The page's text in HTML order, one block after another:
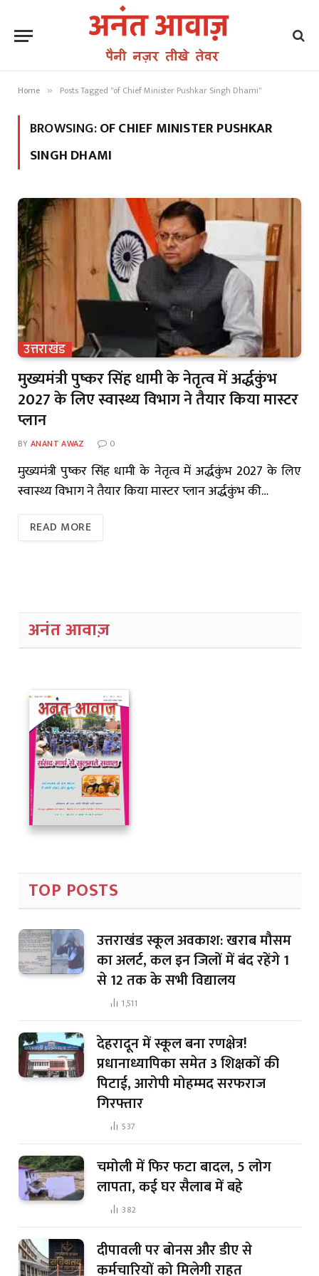
Home » Posts Tagged "of Chief Minister Pushkar Singh Dhami"
BROWSING:OF CHIEF MINISTER PUSHKAR
SINGH DHAMI
उत्तराखंड
मुख्यमंत्री पुष्कर सिंह धामी के नेतृत्व में अर्द्धकुंभ
2027 के लिए स्वास्थ्य विभाग ने तैयार किया मास्टर
प्लान
BY ANANT AWAZ 0
मुख्यमंत्री पुष्कर सिंह धामी के नेतृत्व में अर्द्धकुंभ 2027 के लिए
स्वास्थ्य विभाग ने तैयार किया मास्टर प्लान अर्द्धकुंभ की…
READ MORE
अनंत आवाज़
TOP POSTS
उत्तराखंड स्कूल अवकाश: खराब मौसम
का अलर्ट, कल इन जिलों में बंद रहेंगे 1
से 12 तक के सभी विद्यालय
1,511
देहरादून में स्कूल बना रणक्षेत्र!
प्रधानाध्यापिका समेत 3 शिक्षकों की
पिटाई, आरोपी मोहम्मद सरफराज
गिरफ्तार
537
चमोली में फिर फटा बादल, 5 लोग
लापता, कई घर सैलाब में बहे
382
दीपावली पर बोनस और डीए से
कर्मचारियों को मिलेगी राहत